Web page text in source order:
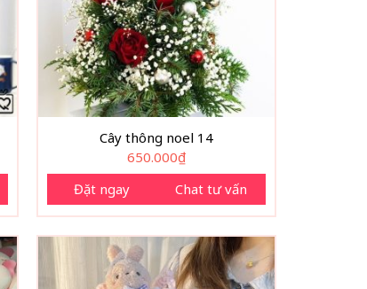
Cây thông noel 14
650.000₫
Đặt ngay
Chat tư vấn